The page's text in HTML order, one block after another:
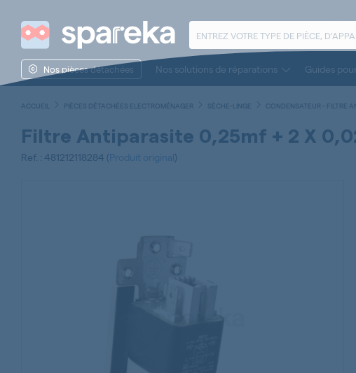
Nos pièces détachées Nos solutions de réparations Guides
ACCUEIL PIÈCES DÉTACHÉES ELECTROMÉNAGER SÈCHE-LINGE CONDENSATEUR - FILTRE
Filtre Antiparasite 0,25mf + 2 X
Ref. : 481212118284 (Produit original)